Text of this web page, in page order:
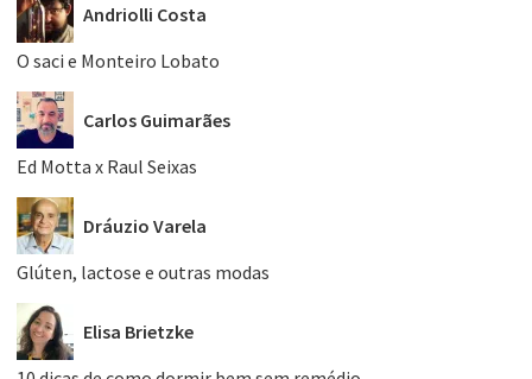
Andriolli Costa
O saci e Monteiro Lobato
Carlos Guimarães
Ed Motta x Raul Seixas
Dráuzio Varela
Glúten, lactose e outras modas
Elisa Brietzke